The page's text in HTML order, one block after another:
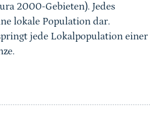
2000-Gebieten). Jedes
lokale Population dar.
jede Lokalpopulation einer